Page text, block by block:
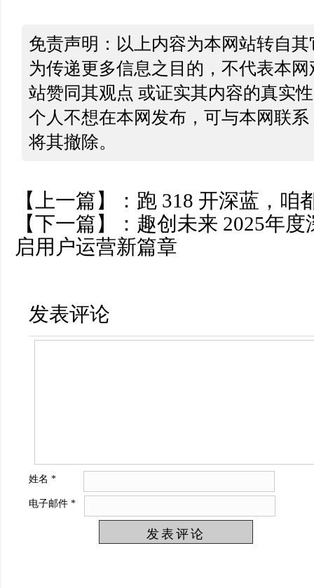
免责声明：以上内容为本网站转自
为传递更多信息之目的，不代表本
站赞同其观点 或证实其内容的真实
个人不想在本网发布，可与本网联
将其撤除。
【上一篇】： 跑 318 开深蓝，咱
【下一篇】： 趣创未来 2025年
启用户运营新篇章
发表评论
姓名 *
电子邮件 *